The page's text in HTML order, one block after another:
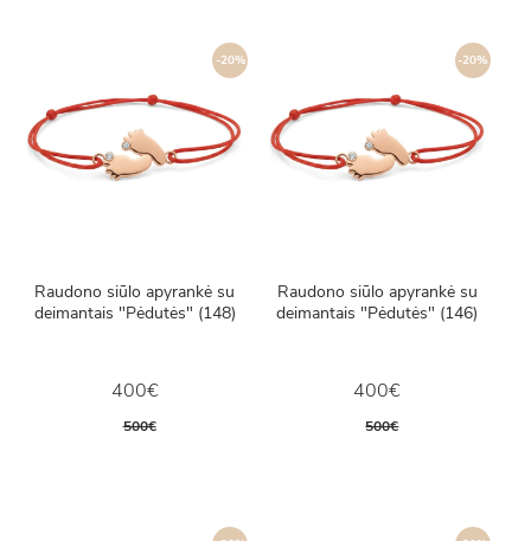
-20%
Raudono siūlo apyrankė su
deimantais "Pėdutės" (148)
400€
500€
-20%
Raudono siūlo apyrankė su
deimantais "Pėdutės" (146)
400€
500€